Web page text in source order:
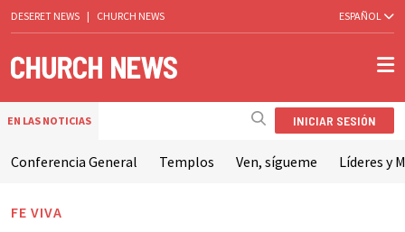
DESERET NEWS | CHURCH NEWS ESPAÑOL
EN LAS NOTICIAS INICIAR SESIÓN
Conferencia General Templos Ven, sígueme Líderes y
FE VIVA